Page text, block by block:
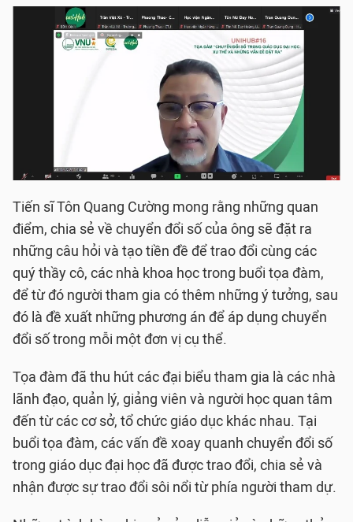
Tiến sĩ Tôn Quang Cường mong rằng những quan
điểm, chia sẻ về chuyển đổi số của ông sẽ đặt ra
những câu hỏi và tạo tiền đề để trao đổi cùng các
quý thầy cô, các nhà khoa học trong buổi tọa đàm,
để từ đó người tham gia có thêm những ý tưởng, sau
đó là đề xuất những phương án để áp dụng chuyển
đổi số trong mỗi một đơn vị cụ thể.
Tọa đàm đã thu hút các đại biểu tham gia là các nhà
lãnh đạo, quản lý, giảng viên và người học quan tâm
đến từ các cơ sở, tổ chức giáo dục khác nhau. Tại
buổi tọa đàm, các vấn đề xoay quanh chuyển đổi số
trong giáo dục đại học đã được trao đổi, chia sẻ và
nhận được sự trao đổi sôi nổi từ phía người tham dự.